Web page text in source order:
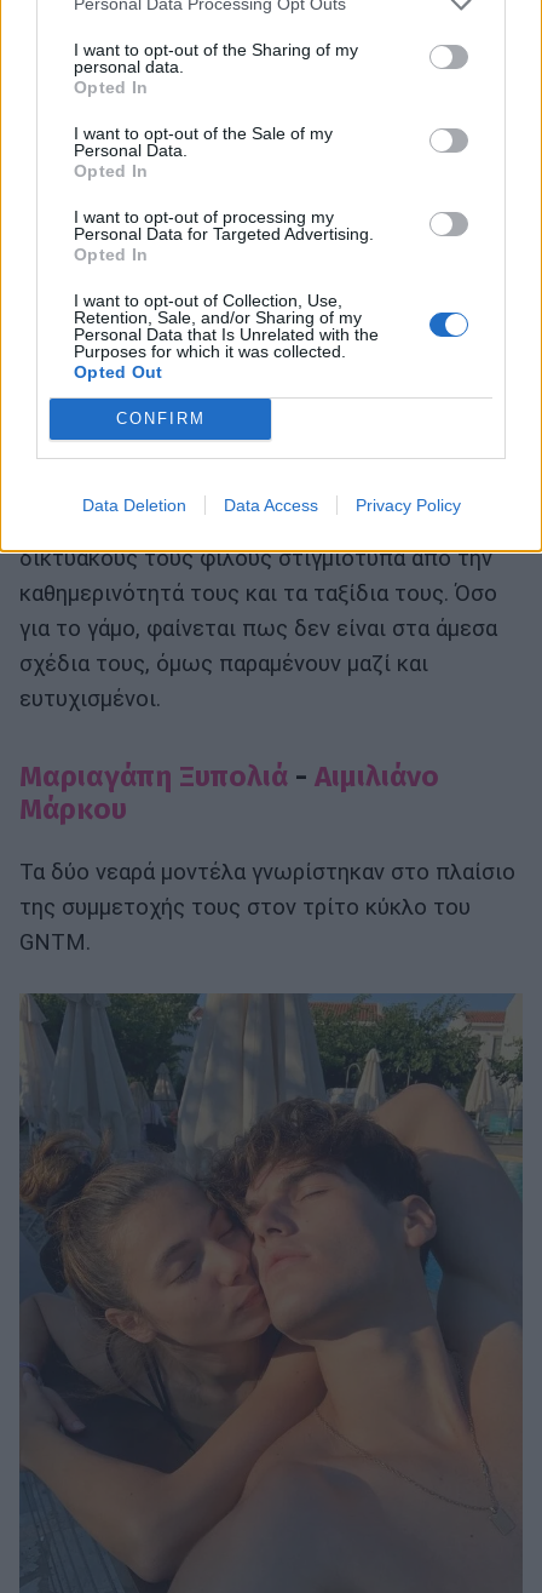
I want to opt-out of the Sharing of my
personal data.
Opted In
I want to opt-out of the Sale of my
Personal Data.
Opted In
I want to opt-out of processing my
Personal Data for Targeted Advertising.
Opted In
I want to opt-out of Collection, Use,
Retention, Sale, and/or Sharing of my
Personal Data that Is Unrelated with the
Purposes for which it was collected.
Opted Out
CONFIRM
Data Deletion Data Access Privacy Policy
Photo 4/4
media και μοιράζονται συχνά με τους δια-
δικτυακούς τους φίλους στιγ­μιότυπα από την
καθημερινότητά τους και τα ταξίδια τους. Όσο
για το γάμο, φαίνεται πως δεν είναι στα άμεσα
σχέδια τους, όμως παραμένουν μαζί και
ευτυχισμένοι.
Μαριαγάπη Ξυπολιά - Αιμιλιάνο
Μάρκου
Τα δύο νεαρά μοντέλα γνωρίστηκαν στο πλαίσιο
της συμμετοχής τους στον τρίτο κύκλο του
GNTM.